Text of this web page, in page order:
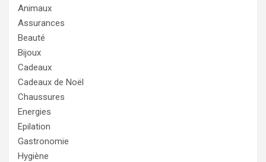
Animaux
Assurances
Beauté
Bijoux
Cadeaux
Cadeaux de Noël
Chaussures
Energies
Epilation
Gastronomie
Hygiène